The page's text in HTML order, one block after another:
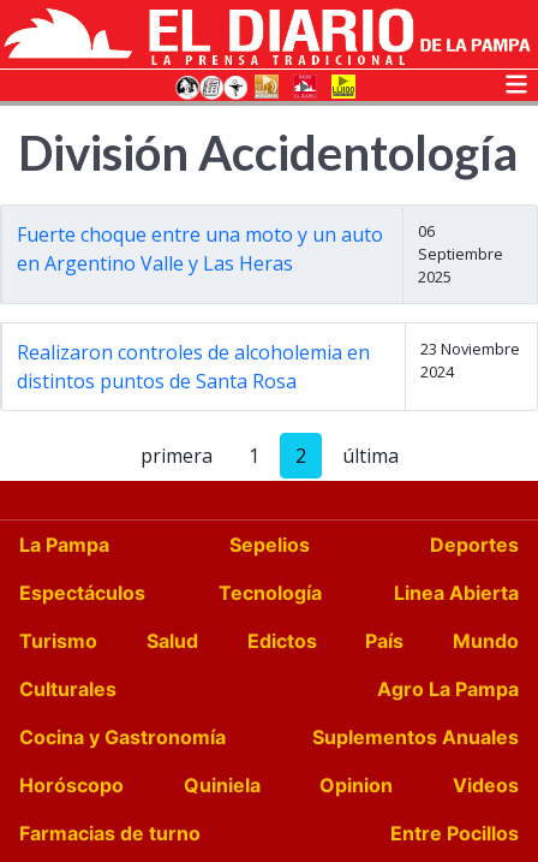
División Accidentología
Fuerte choque entre una moto y un auto
en Argentino Valle y Las Heras
06
Septiembre
2025
Realizaron controles de alcoholemia en
distintos puntos de Santa Rosa
23 Noviembre
2024
primera 1 2 última
La Pampa Sepelios
Deportes
Espectáculos
Tecnología
Linea Abierta
Turismo
Salud Edictos País
Mundo
Culturales
Agro La Pampa
Cocina y Gastronomía
Suplementos Anuales
Horóscopo
Quiniela Opinion
Videos
Farmacias de turno
Entre Pocillos